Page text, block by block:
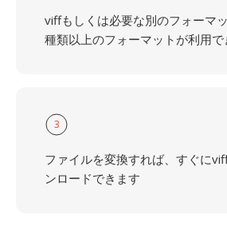
viffもしくは必要な別のフォーマ
種類以上のフォーマットが利用で
3
ファイルを変換すれば、すぐに
ンロードできます